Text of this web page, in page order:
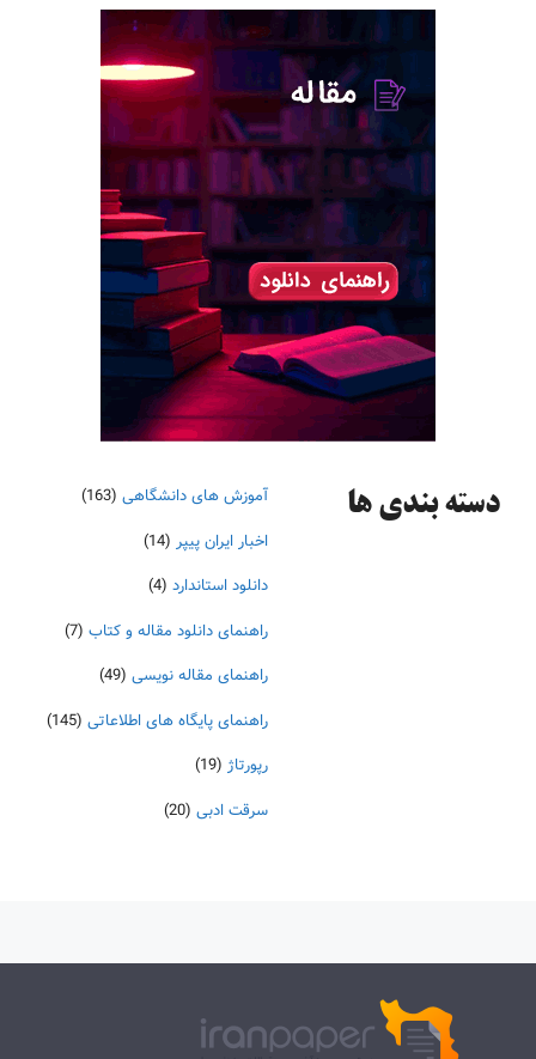
دسته‌ بندی ها آموزش های دانشگاهی (163)
اخبار ایران پیپر (14)
دانلود استاندارد (4)
راهنمای دانلود مقاله و کتاب (7)
راهنمای مقاله نویسی (49)
راهنمای پایگاه های اطلاعاتی (145)
رپورتاژ (19)
سرقت ادبی (20)